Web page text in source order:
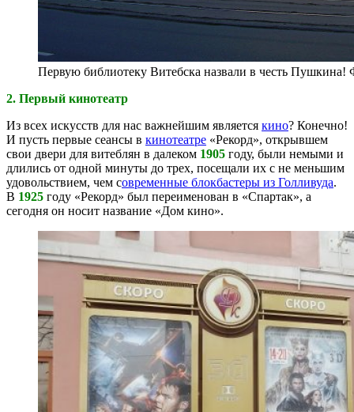
Первую библиотеку Витебска назвали в честь
2. Первый кинотеатр
Из всех искусств для нас важнейшим является кино? Конечно!
И пусть первые сеансы в кинотеатре «Рекорд», открывшем
свои двери для витеблян в далеком 1905 году, были немыми и
длились от одной минуты до трех, посещали их с не меньшим
удовольствием, чем современные блокбастеры из Голливуда.
В 1925 году «Рекорд» был переименован в «Спартак», а
сегодня он носит название «Дом кино».